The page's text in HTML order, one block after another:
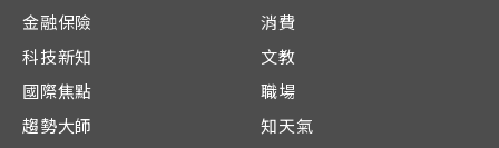
金融保險
科技新知
國際焦點
趨勢大師
消費
文教
職場
知天氣